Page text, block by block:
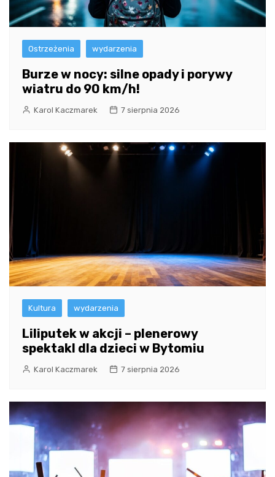
Ostrzeżenia wydarzenia
Burze w nocy: silne opady i porywy
wiatru do 90 km/h!
Karol Kaczmarek 7 sierpnia 2026
Kultura wydarzenia
Liliputek w akcji – plenerowy
spektakl dla dzieci w Bytomiu
Karol Kaczmarek 7 sierpnia 2026